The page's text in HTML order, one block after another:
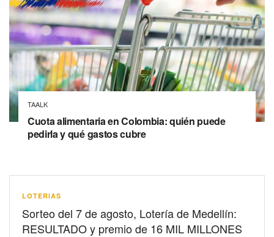
TAALK
Cuota alimentaria en Colombia: quién puede
pedirla y qué gastos cubre
LOTERIAS
Sorteo del 7 de agosto, Lotería de Medellín:
RESULTADO y premio de 16 MIL MILLONES